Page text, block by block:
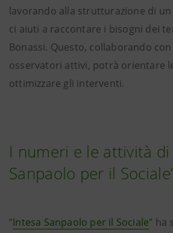
lavorando alla strutturazione di
ci aiuti a raccontare i bisogni dei
Bonassi. Questo, collaborando
osservatori attivi, potrà orientare
ottimizzare gli interventi.
I numeri e le attività di
Sanpaolo per il
“Intesa Sanpaolo per il Sociale” ha